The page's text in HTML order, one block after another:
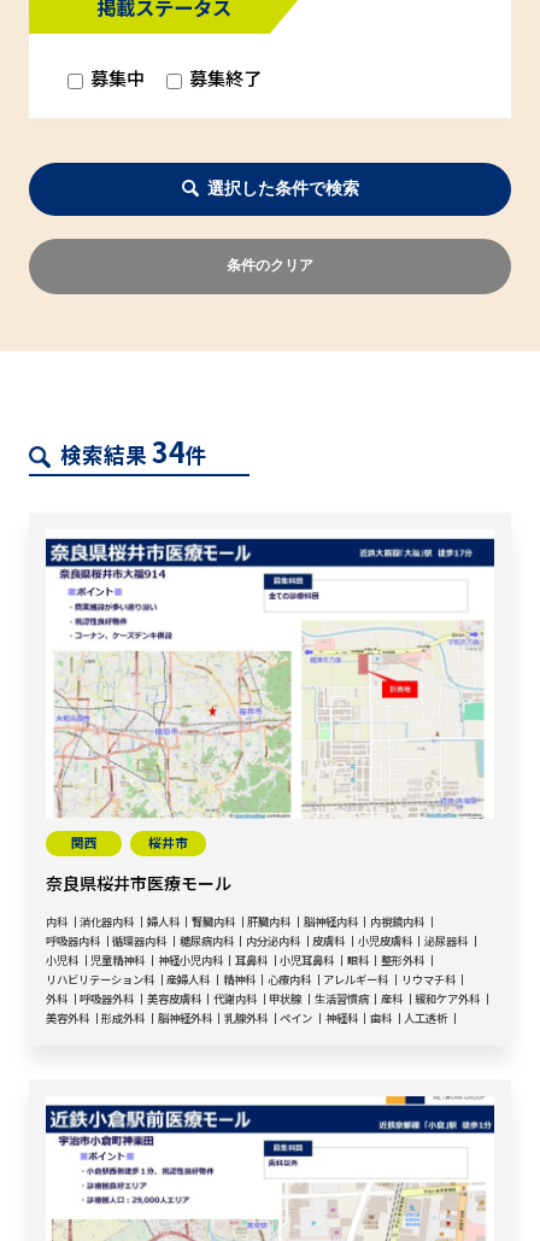
掲載ステータス
募集中 募集終了
選択した条件で検索
条件のクリア
検索結果34件
関西 桜井市
奈良県桜井市医療モール
内科 消化器内科 婦人科 腎臓内科 肝臓内科 脳神経内科
内視鏡内科
呼吸器内科
循環器内科 糖尿病内科 内分泌内科 皮膚科 小児皮膚科
泌尿器科
小児科
児童精神科 神経小児内科 耳鼻科 小児耳鼻科 眼科
整形外科
リハビリテーション科
産婦人科 精神科 心療内科 アレルギー科
リウマチ科
外科
呼吸器外科 美容皮膚科 代謝内科 甲状腺 生活習慣病 産科
緩和ケア外科
美容外科
形成外科 脳神経外科 乳腺外科 ペイン 神経科 歯科 人工透析